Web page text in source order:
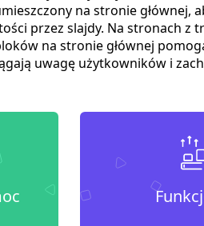
na stronie
przez slajdy. Na stronach
na stronie głównej
uwagę użytkowników i